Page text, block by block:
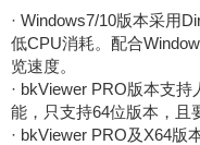
· Windows7/10版本采用
低CPU消耗。配合
览速度。
· bkViewer PRO版本支
能，只支持64位版本，且
· bkViewer PRO及X64版